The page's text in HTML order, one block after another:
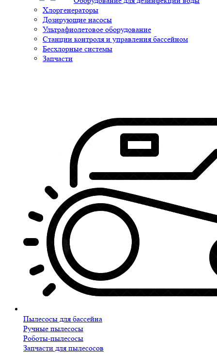
Хлоргенераторы
Дозирующие насосы
Ультрафиолетовое оборудование
Станции контроля и управления бассейном
Бесхлорные системы
Запчасти
Пылесосы для бассейна
Ручные пылесосы
Роботы-пылесосы
Запчасти для пылесосов